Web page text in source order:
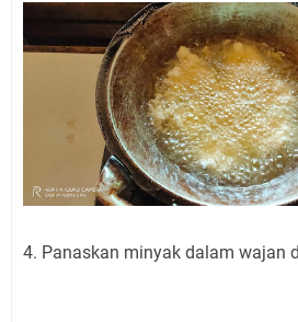
4. Panaskan minyak dalam wajan